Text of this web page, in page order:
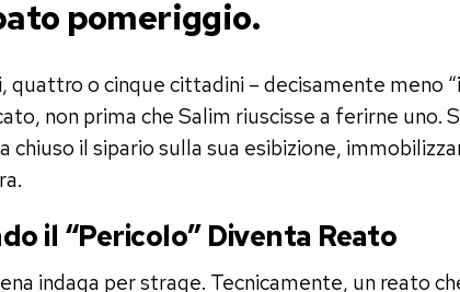
pomeriggio.
quattro o cinque cittadini – decisamente meno
non prima che Salim riuscisse a ferirne uno.
chiuso il sipario sulla sua esibizione,
il “Pericolo” Diventa Reato
indaga per strage. Tecnicamente, un reato